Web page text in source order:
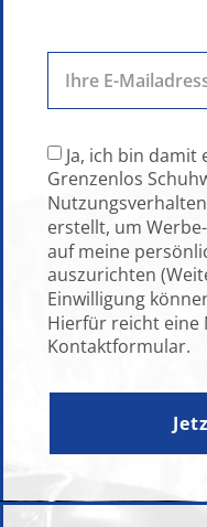
Ja, ich bin damit
Grenzenlos
erstellt, um
auf meine
auszurichten
Einwilligung
Hierfür reicht eine
Kontaktformular.